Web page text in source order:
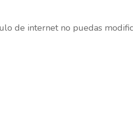
de internet no puedas